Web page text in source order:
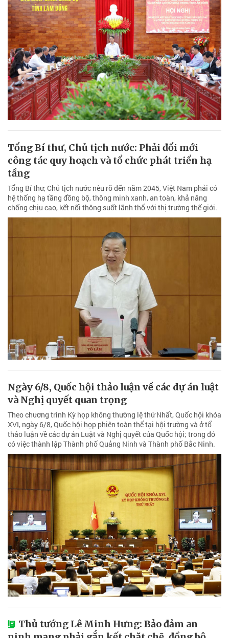
Tổng Bí thư, Chủ tịch nước: Phải đổi mới
công tác quy hoạch và tổ chức phát triển hạ
tầng
Tổng Bí thư, Chủ tịch nước nêu rõ đến năm 2045, Việt Nam phải có
hệ thống hạ tầng đồng bộ, thông minh xanh, an toàn, khả năng
chống chịu cao, kết nối thông suốt lãnh thổ với thị trường thế giới.
Ngày 6/8, Quốc hội thảo luận về các dự án luật
và Nghị quyết quan trọng
Theo chương trình Kỳ họp không thường lệ thứ Nhất, Quốc hội khóa
XVI, ngày 6/8, Quốc hội họp phiên toàn thể tại hội trường và ở tổ
thảo luận về các dự án Luật và Nghị quyết của Quốc hội; trong đó
có việc thành lập Thành phố Quảng Ninh và Thành phố Bắc Ninh.
Thủ tướng Lê Minh Hưng: Bảo đảm an